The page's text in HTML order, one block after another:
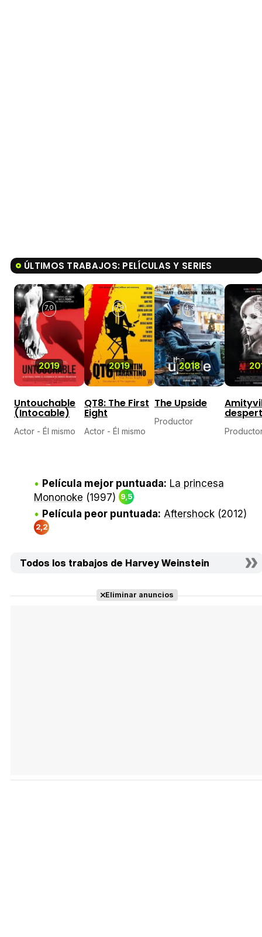
ÚLTIMOS TRABAJOS: PELÍCULAS Y SERIES
2019
7,0
Untouchable
(Intocable)
Actor - Él mismo
2019
7,9
QT8: The First
Eight
Actor - Él mismo
2018
4,3
The Upside
Productor
Película mejor puntuada: La princesa
Mononoke (1997) 9,5
Película peor puntuada: Aftershock (2012)
2,2
Todos los trabajos de Harvey Weinstein
Eliminar anuncios